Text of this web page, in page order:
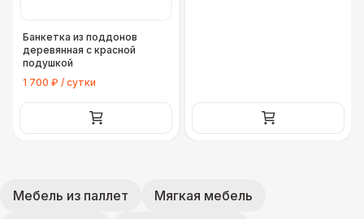
Банкетка из поддонов
деревянная с красной
подушкой
1 700 ₽ / сутки
Мебель из паллет
Мягкая мебель